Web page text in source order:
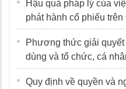
Hậu quả pháp lý của
phát hành cổ phiếu
Phương thức giải
dùng và tổ chức, cá
Quy định về quyền và